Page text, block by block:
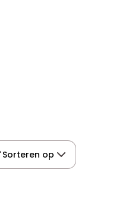
Sorteren op